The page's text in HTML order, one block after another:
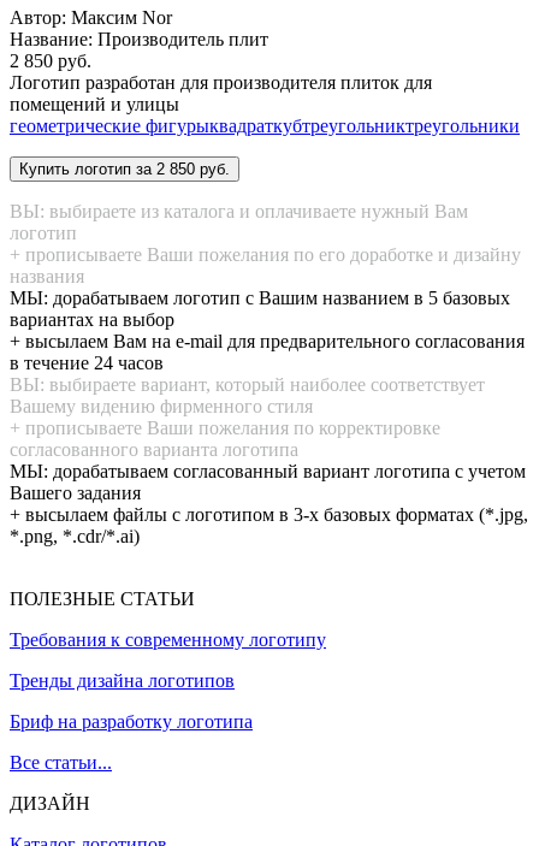
Автор: Максим Nor
Название: Производитель плит
2 850 руб.
Логотип разработан для производителя плиток для
помещений и улицы
геометрические фигурыквадраткубтреугольниктреугольники
ВЫ: выбираете из каталога и оплачиваете нужный Вам
логотип
+ прописываете Ваши пожелания по его доработке и дизайну
названия
МЫ: дорабатываем логотип с Вашим названием в 5 базовых
вариантах на выбор
+ высылаем Вам на e-mail для предварительного согласования
в течение 24 часов
ВЫ: выбираете вариант, который наиболее соответствует
Вашему видению фирменного стиля
+ прописываете Ваши пожелания по корректировке
согласованного варианта логотипа
МЫ: дорабатываем согласованный вариант логотипа с учетом
Вашего задания
+ высылаем файлы с логотипом в 3-х базовых форматах (*.jpg,
*.png, *.cdr/*.ai)
ПОЛЕЗНЫЕ СТАТЬИ
Требования к современному логотипу
Тренды дизайна логотипов
Бриф на разработку логотипа
Все статьи...
ДИЗАЙН